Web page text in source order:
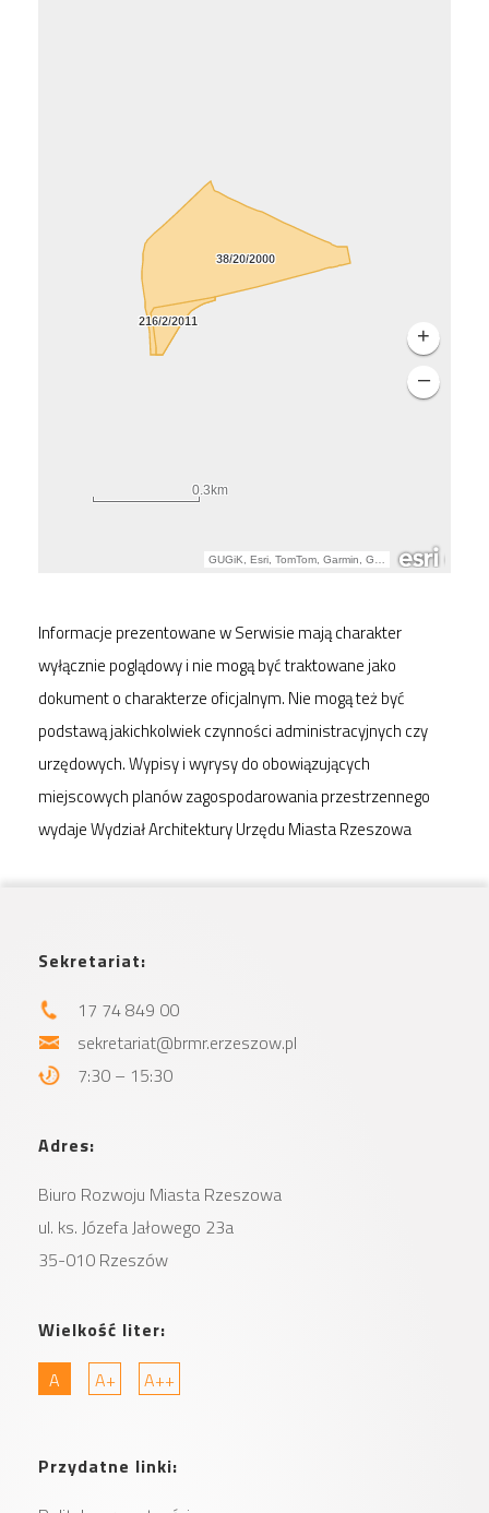
Informacje prezentowane w Serwisie mają charakter
wyłącznie poglądowy i nie mogą być traktowane jako
dokument o charakterze oficjalnym. Nie mogą też być
podstawą jakichkolwiek czynności administracyjnych czy
urzędowych. Wypisy i wyrysy do obowiązujących
miejscowych planów zagospodarowania przestrzennego
wydaje Wydział Architektury Urzędu Miasta Rzeszowa
Sekretariat:
17 74 849 00
sekretariat@brmr.erzeszow.pl
7:30 – 15:30
Adres:
Biuro Rozwoju Miasta Rzeszowa
ul. ks. Józefa Jałowego 23a
35-010 Rzeszów
Wielkość liter:
A
A+ A++
Przydatne linki: